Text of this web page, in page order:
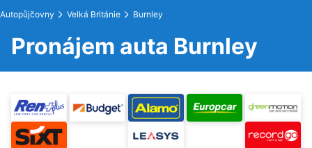
Autopůjčovny Velká Británie Burnley
Pronájem auta Burnley